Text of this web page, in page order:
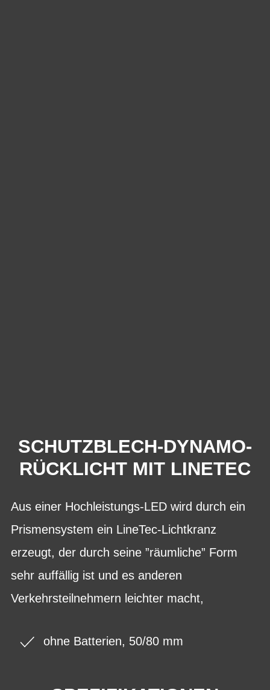
SCHUTZBLECH-DYNAMO-
RÜCKLICHT MIT LINETEC
Aus einer Hochleistungs-LED wird durch ein
Prismensystem ein LineTec-Lichtkranz
erzeugt, der durch seine ”räumliche” Form
sehr auffällig ist und es anderen
Verkehrsteilnehmern leichter macht,
ohne Batterien, 50/80 mm